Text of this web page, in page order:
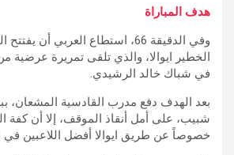
هدف المباراة
وفي الدقيقة 66، استطاع العربي
الخطير ايوالا، والذي تلقى تمريرة عرضية
في شباك خالد الرشيدي.
بعد الهدف دفع مدرب القادسية المشعان،
شبيب، على أمل أنقاذ الموقف، إلا أن كفة
خصوصاً عن طريق ايوالا أفضل اللاعبين في